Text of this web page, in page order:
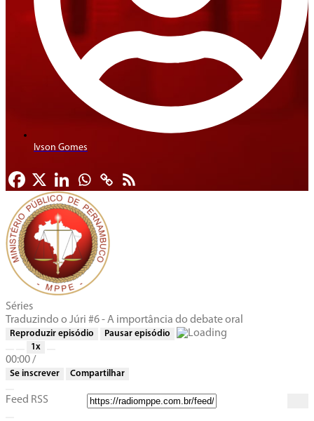
Ivson Gomes
Séries
Traduzindo o Júri #6 - A importância do debate oral
Reproduzir episódio
Pausar episódio
1x
00:00/
Se inscrever Compartilhar
Feed RSS